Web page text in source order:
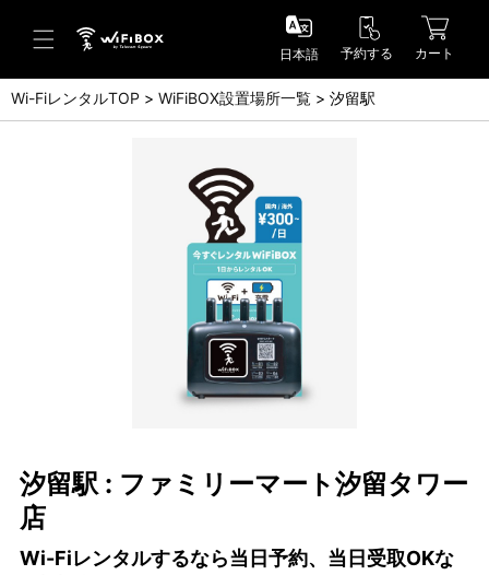
ヘルプ／お問い合わせ
ヘルプセンター(FAQ)(日本語)
Help Center(FAQ)(English)
お問い合わせ(日本語)
日本語 予約する カート
Wi-FiレンタルTOP WiFiBOX設置場所一覧 汐留駅
汐留駅 : ファミリーマート汐留タワー
店
Wi-Fiレンタルするなら当日予約、当日受取OKな